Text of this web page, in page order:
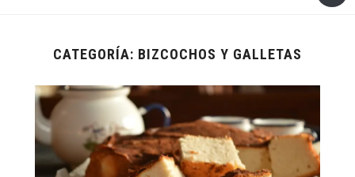
CATEGORÍA: BIZCOCHOS Y GALLETAS